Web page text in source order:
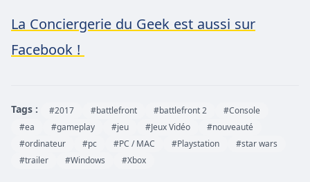
La Conciergerie du Geek est aussi sur
Facebook !
Tags : #2017 #battlefront #battlefront 2
#Console
#ea
#gameplay #jeu #Jeux Vidéo
#nouveauté
#ordinateur
#pc #PC / MAC #Playstation
#star wars
#trailer
#Windows #Xbox